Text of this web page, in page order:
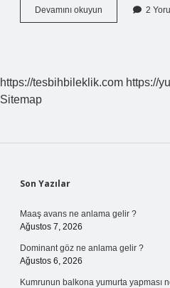
Devamını okuyun
Yüzyıl
Düşünce
2
https://tesbihbileklik.com https://
Sitemap
Sidebar
Son Yazılar
Maaş avans ne anlama gelir ?
Ağustos 7, 2026
Dominant göz ne anlama gelir ?
Ağustos 6, 2026
Kumrunun balkona yumurta yapması